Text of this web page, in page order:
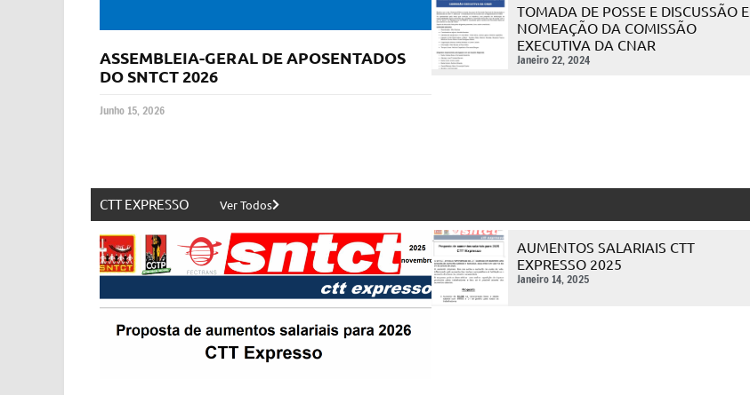
ASSEMBLEIA-GERAL DE APOSENTADOS
DO SNTCT 2026
Junho 15, 2026
TOMADA DE POSSE E DISCUSSÃO E
NOMEAÇÃO DA COMISSÃO
EXECUTIVA DA CNAR
Janeiro 22, 2024
CTT EXPRESSO Ver Todos
AUMENTOS SALARIAIS CTT
EXPRESSO 2025
Janeiro 14, 2025